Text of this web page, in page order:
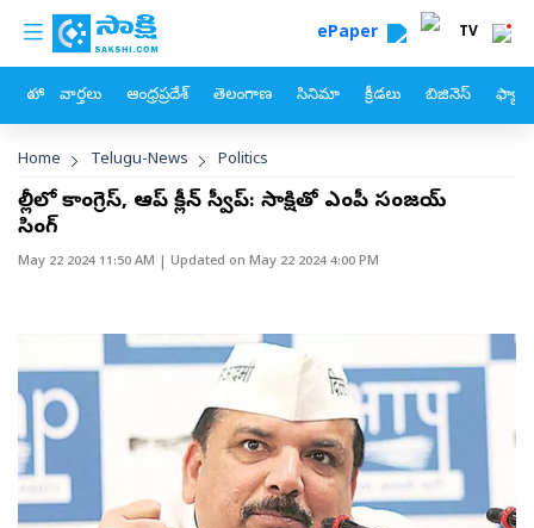
Skip to main content
custom menu ePaper TV
హోం వార్తలు ఆంధ్రప్రదేశ్ తెలంగాణ సినిమా క్రీడలు బిజినెస్
Breadcrumb
Home Telugu-News Politics
ఢిల్లీలో కాంగ్రెస్, ఆప్ క్లీన్ స్వీప్: సాక్షితో ఎంపీ సంజయ్‌
సింగ్‌
May 22 2024 11:50 AM | Updated on May 22 2024 4:00 PM